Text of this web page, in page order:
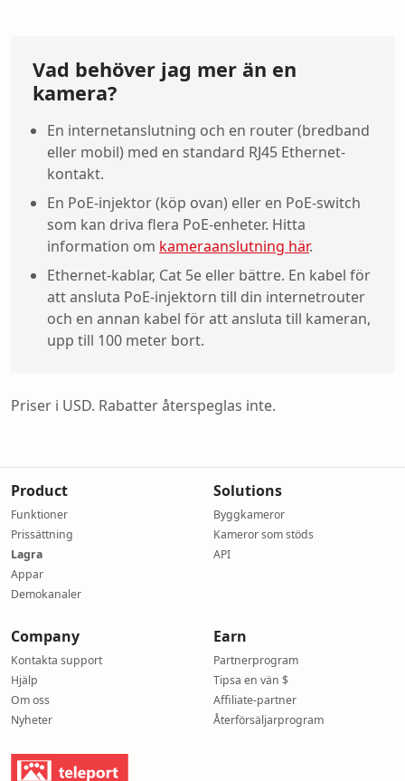
Vad behöver jag mer än en
kamera?
En internetanslutning och en router (bredband
eller mobil) med en standard RJ45 Ethernet-
kontakt.
En PoE-injektor (köp ovan) eller en PoE-switch
som kan driva flera PoE-enheter. Hitta
information om kameraanslutning här.
Ethernet-kablar, Cat 5e eller bättre. En kabel för
att ansluta PoE-injektorn till din internetrouter
och en annan kabel för att ansluta till kameran,
upp till 100 meter bort.
Priser i USD. Rabatter återspeglas inte.
Product
Funktioner
Prissättning
Lagra
Appar
Demokanaler
Solutions
Byggkameror
Kameror som stöds
API
Company
Kontakta support
Hjälp
Om oss
Nyheter
Earn
Partnerprogram
Tipsa en vän $
Affiliate-partner
Återförsäljarprogram